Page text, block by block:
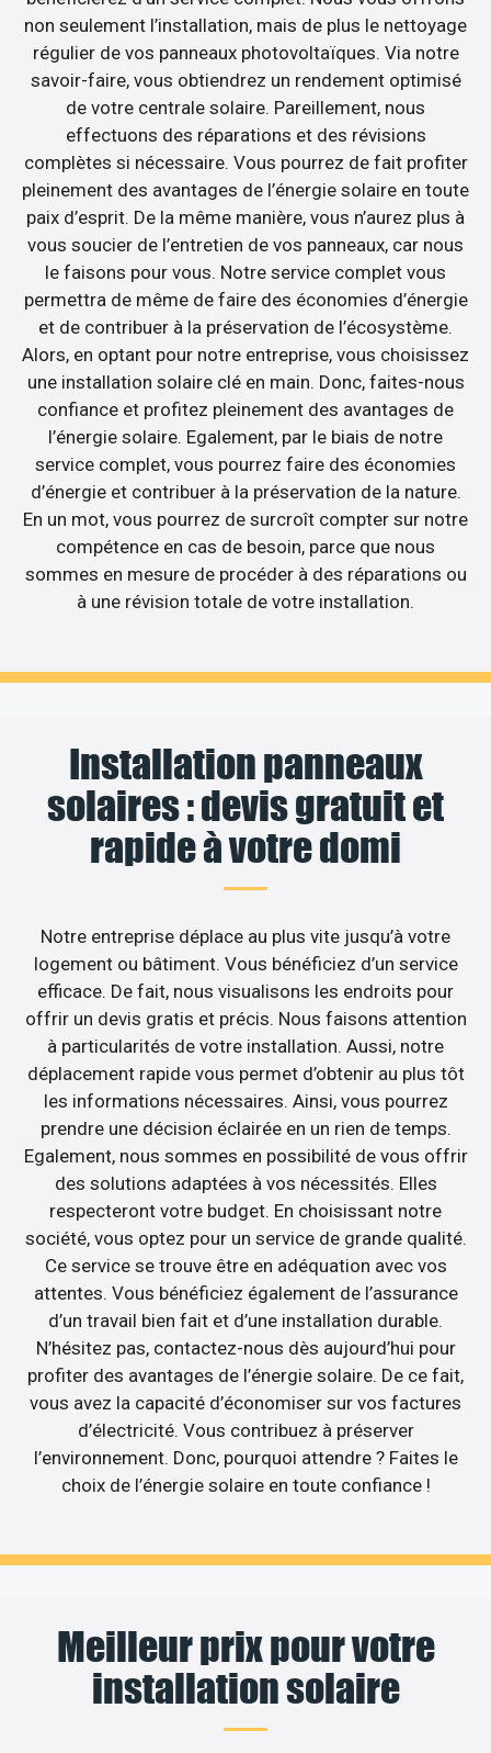
non seulement l’installation, mais de plus le nettoyage
régulier de vos panneaux photovoltaïques. Via notre
savoir-faire, vous obtiendrez un rendement optimisé
de votre centrale solaire. Pareillement, nous
effectuons des réparations et des révisions
complètes si nécessaire. Vous pourrez de fait profiter
pleinement des avantages de l’énergie solaire en toute
paix d’esprit. De la même manière, vous n’aurez plus à
vous soucier de l’entretien de vos panneaux, car nous
le faisons pour vous. Notre service complet vous
permettra de même de faire des économies d’énergie
et de contribuer à la préservation de l’écosystème.
Alors, en optant pour notre entreprise, vous choisissez
une installation solaire clé en main. Donc, faites-nous
confiance et profitez pleinement des avantages de
l’énergie solaire. Egalement, par le biais de notre
service complet, vous pourrez faire des économies
d’énergie et contribuer à la préservation de la nature.
En un mot, vous pourrez de surcroît compter sur notre
compétence en cas de besoin, parce que nous
sommes en mesure de procéder à des réparations ou
à une révision totale de votre installation.
Installation panneaux
solaires : devis gratuit et
rapide à votre domi
Notre entreprise déplace au plus vite jusqu’à votre
logement ou bâtiment. Vous bénéficiez d’un service
efficace. De fait, nous visualisons les endroits pour
offrir un devis gratis et précis. Nous faisons attention
à particularités de votre installation. Aussi, notre
déplacement rapide vous permet d’obtenir au plus tôt
les informations nécessaires. Ainsi, vous pourrez
prendre une décision éclairée en un rien de temps.
Egalement, nous sommes en possibilité de vous offrir
des solutions adaptées à vos nécessités. Elles
respecteront votre budget. En choisissant notre
société, vous optez pour un service de grande qualité.
Ce service se trouve être en adéquation avec vos
attentes. Vous bénéficiez également de l’assurance
d’un travail bien fait et d’une installation durable.
N’hésitez pas, contactez-nous dès aujourd’hui pour
profiter des avantages de l’énergie solaire. De ce fait,
vous avez la capacité d’économiser sur vos factures
d’électricité. Vous contribuez à préserver
l’environnement. Donc, pourquoi attendre ? Faites le
choix de l’énergie solaire en toute confiance !
Meilleur prix pour votre
installation solaire